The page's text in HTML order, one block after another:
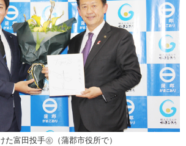
た富田投手㊧（蒲郡市役所で）